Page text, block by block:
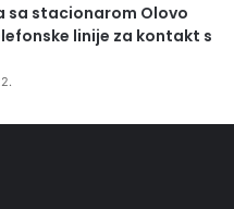
sa stacionarom Olovo
linije za kontakt s